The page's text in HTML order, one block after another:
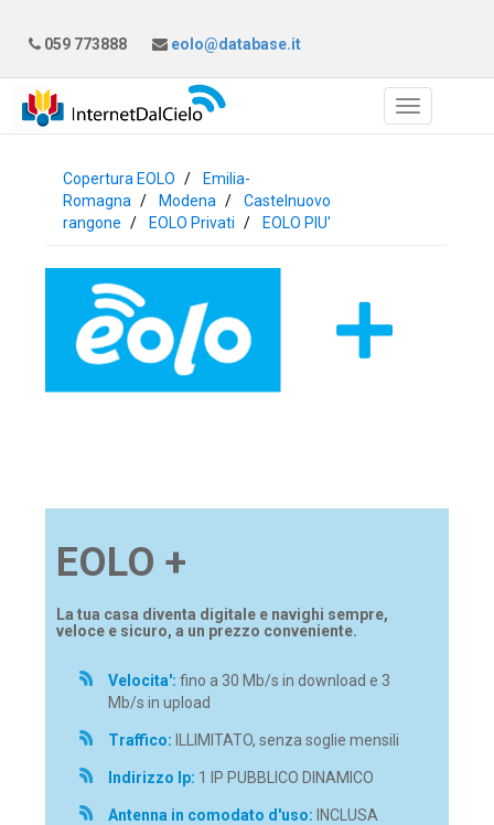
059 773888 eolo@database.it
Copertura EOLO
Emilia-
Romagna
Modena
Castelnuovo
rangone
EOLO Privati EOLO PIU'
EOLO +
La tua casa diventa digitale e navighi sempre,
veloce e sicuro, a un prezzo conveniente.
Velocita': fino a 30 Mb/s in download e 3
Mb/s in upload
Traffico: ILLIMITATO, senza soglie mensili
Indirizzo Ip: 1 IP PUBBLICO DINAMICO
Antenna in comodato d'uso: INCLUSA